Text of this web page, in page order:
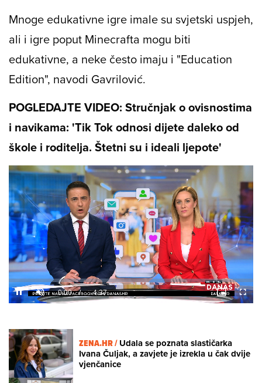
Mnoge edukativne igre imale su svjetski uspjeh,
ali i igre poput Minecrafta mogu biti
edukativne, a neke često imaju i "Education
Edition", navodi Gavrilović.
POGLEDAJTE VIDEO: Stručnjak o ovisnostima
i navikama: 'Tik Tok odnosi dijete daleko od
škole i roditelja. Štetni su i ideali ljepote'
Unmute /
Loaded:
5.12%
ZENA.HR /Udala se poznata slastičarka
Ivana Čuljak, a zavjete je izrekla u čak dvije
vjenčanice